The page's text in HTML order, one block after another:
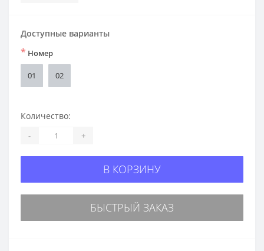
Доступные варианты
* Номер
01 02
Количество:
- +
В КОРЗИНУ
БЫСТРЫЙ ЗАКАЗ